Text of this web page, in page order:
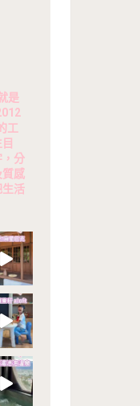
是
工
，分
質感
生活